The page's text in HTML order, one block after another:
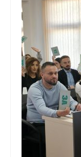
Program
sektoru